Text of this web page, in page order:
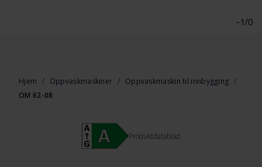
-1/0
Hjem Oppvaskmaskiner
Oppvaskmaskin til innbygging
OM 62-08
Produktdatablad